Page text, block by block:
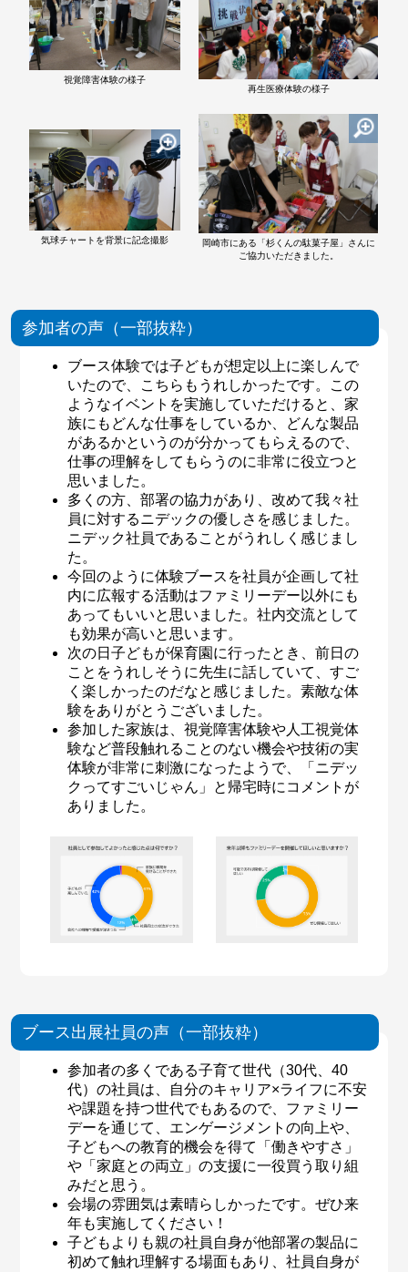
視覚障害体験の様子
再生医療体験の様子
気球チャートを背景に記念撮影
岡崎市にある「杉くんの駄菓子屋」さんに
ご協力いただきました。
参加者の声（一部抜粋）
ブース体験では子どもが想定以上に楽しんで
いたので、こちらもうれしかったです。この
ようなイベントを実施していただけると、家
族にもどんな仕事をしているか、どんな製品
があるかというのが分かってもらえるので、
仕事の理解をしてもらうのに非常に役立つと
思いました。
多くの方、部署の協力があり、改めて我々社
員に対するニデックの優しさを感じました。
ニデック社員であることがうれしく感じまし
た。
今回のように体験ブースを社員が企画して社
内に広報する活動はファミリーデー以外にも
あってもいいと思いました。社内交流として
も効果が高いと思います。
次の日子どもが保育園に行ったとき、前日の
ことをうれしそうに先生に話していて、すご
く楽しかったのだなと感じました。素敵な体
験をありがとうございました。
参加した家族は、視覚障害体験や人工視覚体
験など普段触れることのない機会や技術の実
体験が非常に刺激になったようで、「ニデッ
クってすごいじゃん」と帰宅時にコメントが
ありました。
ブース出展社員の声（一部抜粋）
参加者の多くである子育て世代（30代、40
代）の社員は、自分のキャリア×ライフに不安
や課題を持つ世代でもあるので、ファミリー
デーを通じて、エンゲージメントの向上や、
子どもへの教育的機会を得て「働きやすさ」
や「家庭との両立」の支援に一役買う取り組
みだと思う。
会場の雰囲気は素晴らしかったです。ぜひ来
年も実施してください！
子どもよりも親の社員自身が他部署の製品に
初めて触れ理解する場面もあり、社員自身が